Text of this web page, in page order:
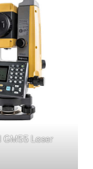
GM55 Laser